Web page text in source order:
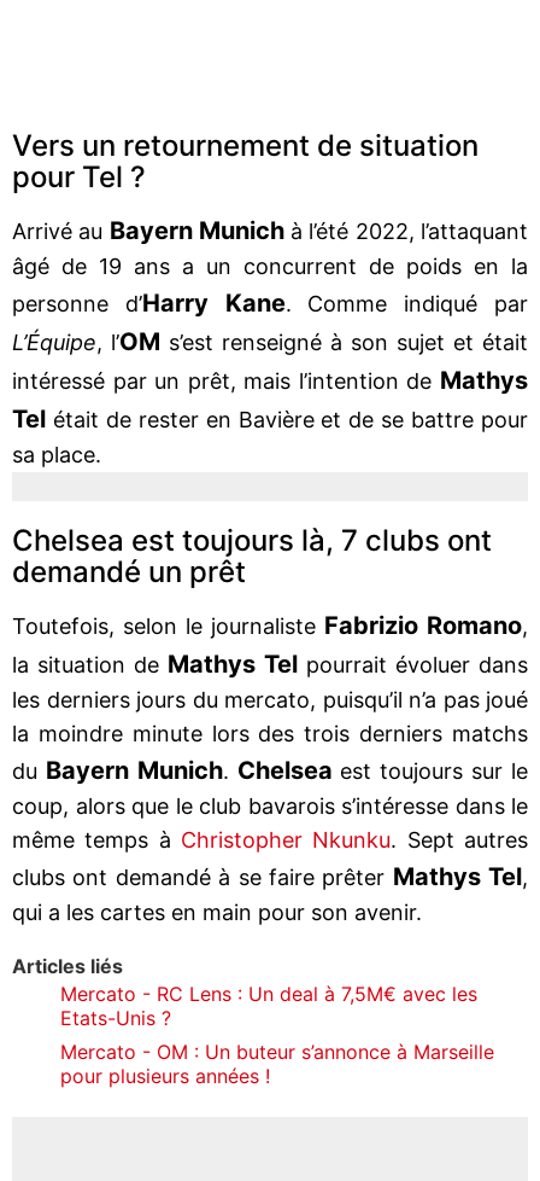
Vers un retournement de situation
pour Tel ?
Arrivé au Bayern Munichà l’été 2022, l’attaquant
âgé de 19 ans a un concurrent de poids en la
personne d’Harry Kane. Comme indiqué par
L’Équipe, l’OM s’est renseigné à son sujet et était
intéressé par un prêt, mais l’intention de Mathys
Tel était de rester en Bavière et de se battre pour
sa place.
Chelsea est toujours là, 7 clubs ont
demandé un prêt
Toutefois, selon le journaliste Fabrizio Romano,
la situation de Mathys Tel pourrait évoluer dans
les derniers jours du mercato, puisqu’il n’a pas joué
la moindre minute lors des trois derniers matchs
du Bayern Munich. Chelsea est toujours sur le
coup, alors que le club bavarois s’intéresse dans le
même temps à Christopher Nkunku. Sept autres
clubs ont demandé à se faire prêter Mathys Tel,
qui a les cartes en main pour son avenir.
Articles liés
Mercato - RC Lens : Un deal à 7,5M€ avec les
Etats-Unis ?
Mercato - OM : Un buteur s’annonce à Marseille
pour plusieurs années !